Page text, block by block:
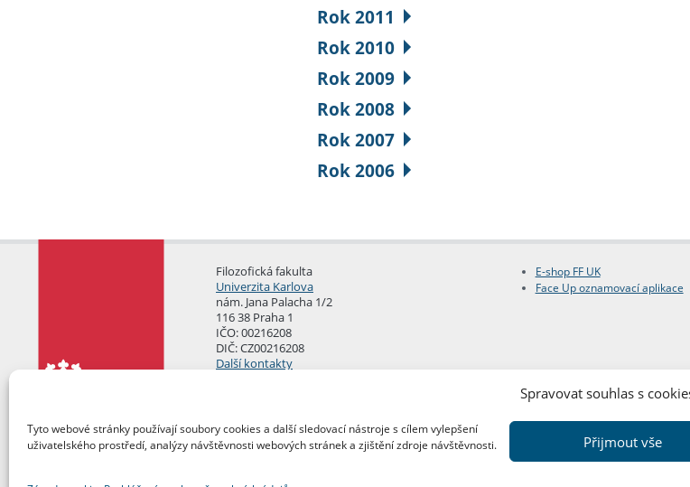
Spravovat souhlas s
Tyto webové stránky používají soubory cookies a další sledovací nástroje s cílem vylepšení
uživatelského prostředí, analýzy návštěvnosti webových stránek a zjištění zdroje návštěvnosti.
Přijmout vše
Rok 2011
Rok 2010
Rok 2009
Rok 2008
Rok 2007
Rok 2006
Filozofická fakulta
Univerzita Karlova
nám. Jana Palacha 1/2
116 38 Praha 1
IČO: 00216208
DIČ: CZ00216208
Další kontakty
E-shop FF UK
Face Up oznamovací aplikace